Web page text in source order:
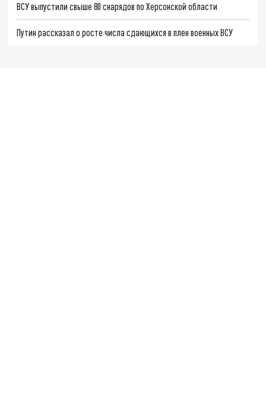
ВСУ выпустили свыше 80 снарядов по Херсонской области
Путин рассказал о росте числа сдающихся в плен военных ВСУ